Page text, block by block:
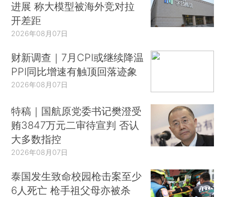
进展 称大模型被海外竞对拉
开差距
2026年08月07日
财新调查｜7月CPI或继续降温
PPI同比增速有触顶回落迹象
2026年08月07日
特稿｜国航原党委书记樊澄受
贿3847万元二审待宣判 否认
大多数指控
2026年08月07日
泰国发生致命校园枪击案至少
6人死亡 枪手祖父母亦被杀